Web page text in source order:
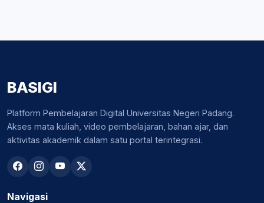
BASIGI
Platform Pembelajaran Digital Universitas Negeri Padang.
Akses mata kuliah, video pembelajaran, bahan ajar, dan
aktivitas akademik dalam satu portal terintegrasi.
Navigasi